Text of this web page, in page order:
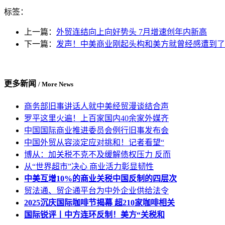
标签：
上一篇： 外贸连结向上向好势头 7月增速创年内新高
下一篇： 发声！中美商业刚起头构和美方就曾经感遭到了
更多新闻 / More News
商务部旧事讲话人就中美经贸漫谈结合声
罗平这里火遍！上百家国内40余家外媒齐
中国国际商业推进委员会例行旧事发布会
中国外贸从容淡定应对挑和！记者看望“
博从：加关税不克不及缓解债权压力 反而
从“世界超市”决心 商业活力彰显韧性
中美互增10%的商业关税中国反制的四层次
贸法通、贸企通平台为中外企业供给法令
2025沉庆国际咖啡节揭幕 超210家咖啡相关
国际锐评丨中方连环反制！美方“关税和